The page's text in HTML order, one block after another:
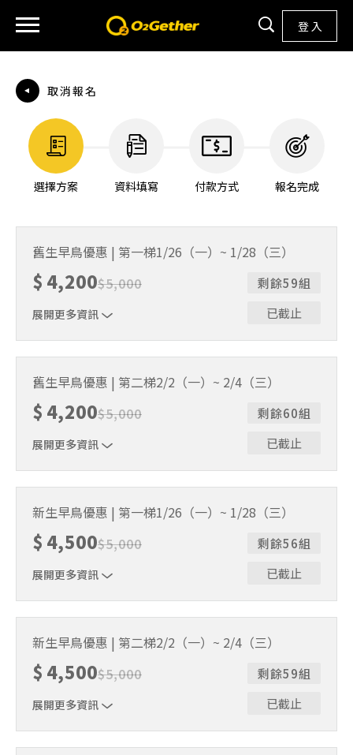
登 入
取消報名
選擇方案 資料填寫 付款方式 報名完成
舊生早鳥優惠 | 第一梯1/26（一）~ 1/28（三）
$ 4,200$5,000
展開更多資訊
剩餘59組
已截止
舊生早鳥優惠 | 第二梯2/2（一）~ 2/4（三）
$ 4,200$5,000
展開更多資訊
剩餘60組
已截止
新生早鳥優惠 | 第一梯1/26（一）~ 1/28（三）
$ 4,500$5,000
展開更多資訊
剩餘56組
已截止
新生早鳥優惠 | 第二梯2/2（一）~ 2/4（三）
$ 4,500$5,000
展開更多資訊
剩餘59組
已截止